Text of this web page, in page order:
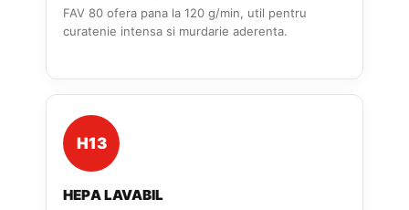
FAV 80 ofera pana la 120 g/min, util pentru
curatenie intensa si murdarie aderenta.
H13
HEPA LAVABIL